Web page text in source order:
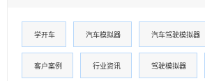
学开车 汽车模拟器 汽车驾驶模拟器
客户案例 行业资讯 驾驶模拟器